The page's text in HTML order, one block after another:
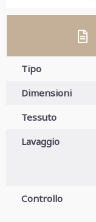
Tipo
Dimensioni
Tessuto
Lavaggio
Controllo